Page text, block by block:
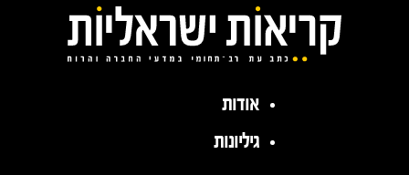
אודות
גיליונות